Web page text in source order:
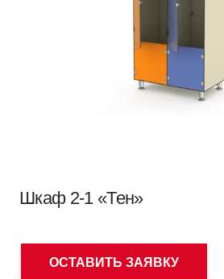
Шкаф 2-1 «Тен»
ОСТАВИТЬ ЗАЯВКУ